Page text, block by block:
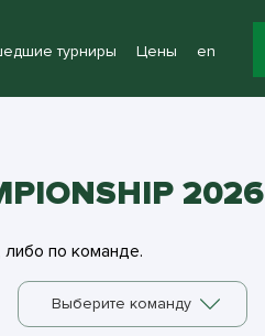
турниры Цены en
2026
либо по команде.
Выберите команду